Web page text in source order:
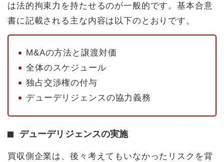
は法的拘束力を持たせるのが一般的です。基本合意
書に記載される主な内容は以下のとおりです。
M&Aの方法と譲渡対価
全体のスケジュール
独占交渉権の付与
デューデリジェンスの協力義務
デューデリジェンスの実施
買収側企業は、後々考えてもいなかったリスクを背